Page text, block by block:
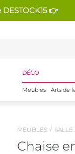
👉
DÉCO
Meubles Arts de
MEUBLES
Chaise